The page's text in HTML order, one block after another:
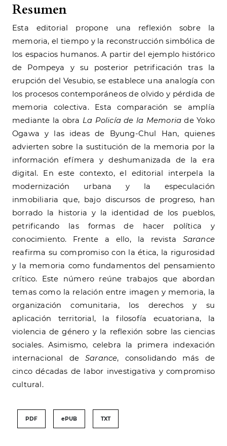
Resumen
Esta editorial propone una reflexión sobre la
memoria, el tiempo y la reconstrucción simbólica de
los espacios humanos. A partir del ejemplo histórico
de Pompeya y su posterior petrificación tras la
erupción del Vesubio, se establece una analogía con
los procesos contemporáneos de olvido y pérdida de
memoria colectiva. Esta comparación se amplía
mediante la obra La Policía de la Memoria de Yoko
Ogawa y las ideas de Byung-Chul Han, quienes
advierten sobre la sustitución de la memoria por la
información efímera y deshumanizada de la era
digital. En este contexto, el editorial interpela la
modernización urbana y la especulación
inmobiliaria que, bajo discursos de progreso, han
borrado la historia y la identidad de los pueblos,
petrificando las formas de hacer política y
conocimiento. Frente a ello, la revista Sarance
reafirma su compromiso con la ética, la rigurosidad
y la memoria como fundamentos del pensamiento
crítico. Este número reúne trabajos que abordan
temas como la relación entre imagen y memoria, la
organización comunitaria, los derechos y su
aplicación territorial, la filosofía ecuatoriana, la
violencia de género y la reflexión sobre las ciencias
sociales. Asimismo, celebra la primera indexación
internacional de Sarance, consolidando más de
cinco décadas de labor investigativa y compromiso
cultural.
PDF ePUB TXT